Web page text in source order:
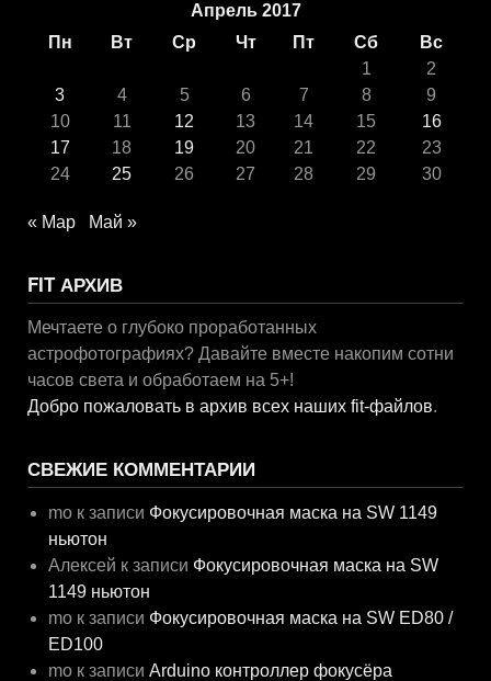
Апрель 2017
Пн
Вт Ср Чт Пт Сб
Вс
1
2
3
4 5 6 7 8
9
10
11 12 13 14 15
16
17
18 19 20 21 22
23
24
25 26 27 28 29 30
« Мар Май »
FIT АРХИВ
Мечтаете о глубоко проработанных
астрофотографиях? Давайте вместе накопим сотни
часов света и обработаем на 5+!
Добро пожаловать в архив всех наших fit-файлов.
СВЕЖИЕ КОММЕНТАРИИ
mo к записи Фокусировочная маска на SW 1149
ньютон
Алексей к записи Фокусировочная маска на SW
1149 ньютон
mo к записи Фокусировочная маска на SW ED80 /
ED100
mo к записиArduino контроллер фокусёра